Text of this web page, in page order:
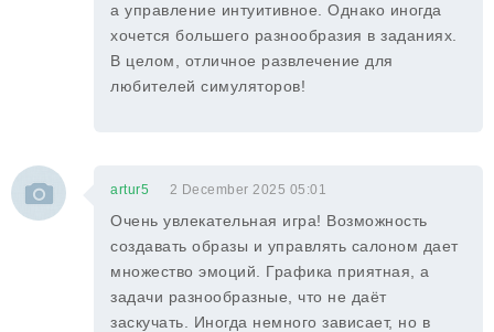
а управление интуитивное. Однако иногда
хочется большего разнообразия в заданиях.
В целом, отличное развлечение для
любителей симуляторов!
artur5 2 December 2025 05:01
Очень увлекательная игра! Возможность
создавать образы и управлять салоном дает
множество эмоций. Графика приятная, а
задачи разнообразные, что не даёт
заскучать. Иногда немного зависает, но в